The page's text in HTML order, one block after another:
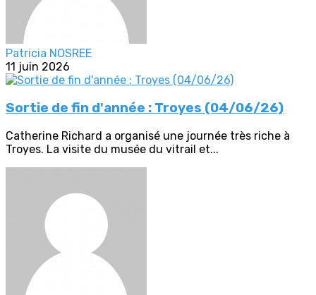
Patricia NOSREE
11 juin 2026
Sortie de fin d'année : Troyes (04/06/26)
Catherine Richard a organisé une journée très riche à
Troyes. La visite du musée du vitrail et...